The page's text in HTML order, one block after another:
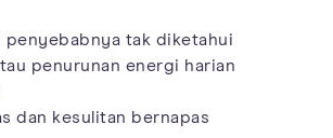
penyebabnya tak diketahui
penurunan energi harian
dan kesulitan bernapas